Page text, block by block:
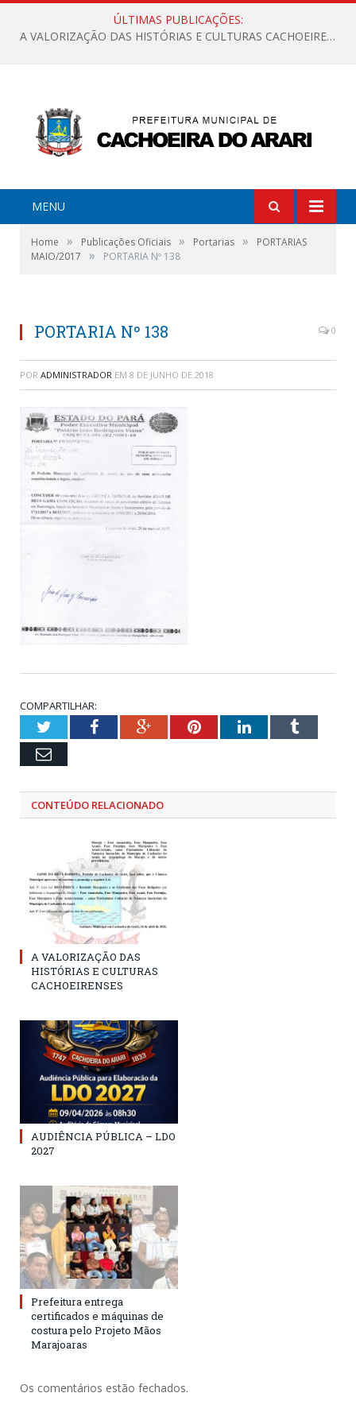
ÚLTIMAS PUBLICAÇÕES:
A VALORIZAÇÃO DAS HISTÓRIAS E CULTURAS CACHOEIRENSES
MENU
Home » Publicações Oficiais » Portarias »
PORTARIAS
MAIO/2017
» PORTARIA Nº 138
PORTARIA Nº 138 0
POR ADMINISTRADOR EM 8 DE JUNHO DE 2018
COMPARTILHAR:
TwitterFacebookGoogle+PinterestLinkedInTumblr
Email
CONTEÚDO RELACIONADO
A VALORIZAÇÃO DAS
HISTÓRIAS E CULTURAS
CACHOEIRENSES
AUDIÊNCIA PÚBLICA – LDO
2027
Prefeitura entrega
certificados e máquinas de
costura pelo Projeto Mãos
Marajoaras
Os comentários estão fechados.